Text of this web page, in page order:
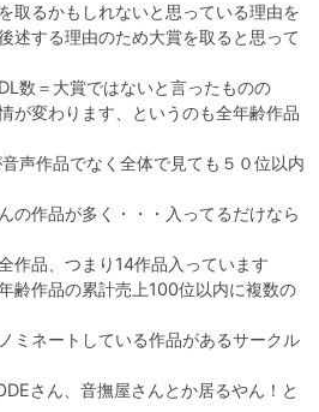
取るかもしれないと思っている理由を
述する理由のため大賞を取ると思って
数＝大賞ではないと言ったものの
が変わります、というのも全年齢作品
声作品でなく全体で見ても５０位以内
の作品が多く・・・入ってるだけなら
作品、つまり14作品入っています
齢作品の累計売上100位以内に複数の
ミネートしている作品があるサークル
さん、音撫屋さんとか居るやん！と